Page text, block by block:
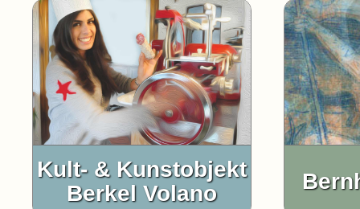
Kult- & Kunstobjekt
Berkel Volano